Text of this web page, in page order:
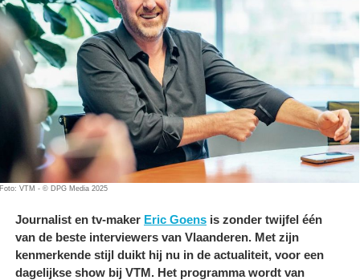
Foto: VTM - © DPG Media 2025
Journalist en tv-maker Eric Goens is zonder twijfel één
van de beste interviewers van Vlaanderen. Met zijn
kenmerkende stijl duikt hij nu in de actualiteit, voor een
dagelijkse show bij VTM. Het programma wordt van